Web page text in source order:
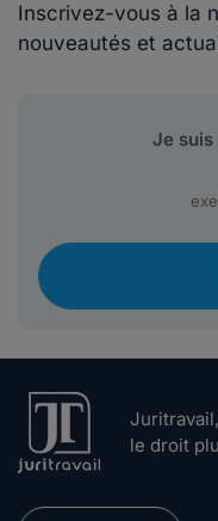
Inscrivez-vous à la
nouveautés et
le droit